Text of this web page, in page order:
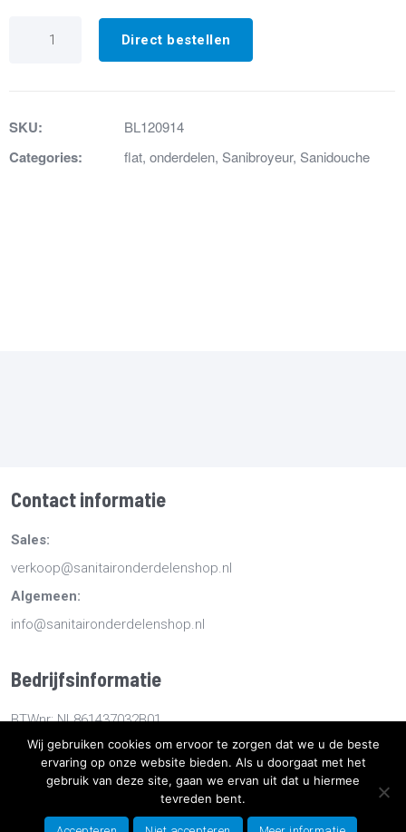
Beluchterskapje
Direct bestellen
SKU: BL120914
Categories: flat, onderdelen, Sanibroyeur, Sanidouche
Contact informatie
Sales:
verkoop@sanitaironderdelenshop.nl
Algemeen:
info@sanitaironderdelenshop.nl
Bedrijfsinformatie
BTWnr: NL861437032B01
KvKnr: 78527112
Sanitaironderdelenshop.nl
Bestellen en bezorgen -Algemene voorwaarden-Sitemap
Wij gebruiken cookies om ervoor te zorgen dat we u de beste
ervaring op onze website bieden. Als u doorgaat met het
gebruik van deze site, gaan we ervan uit dat u hiermee
tevreden bent.